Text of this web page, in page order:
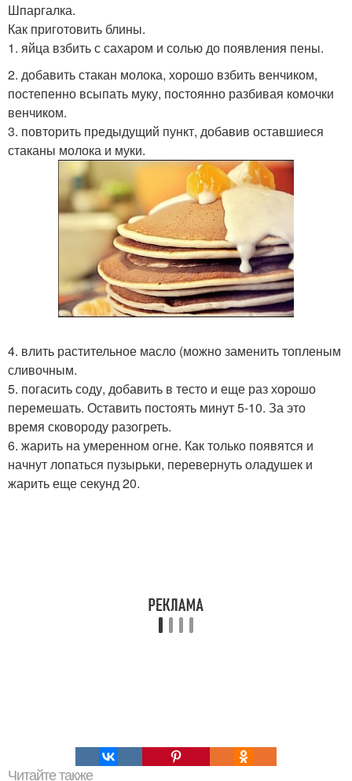
Шпаргалка.
Как приготовить блины.
1. яйца взбить с сахаром и солью до появления пены.
2. добавить стакан молока, хорошо взбить венчиком,
постепенно всыпать муку, постоянно разбивая комочки
венчиком.
3. повторить предыдущий пункт, добавив оставшиеся
стаканы молока и муки.
4. влить растительное масло (можно заменить топленым
сливочным.
5. погасить соду, добавить в тесто и еще раз хорошо
перемешать. Оставить постоять минут 5-10. За это
время сковороду разогреть.
6. жарить на умеренном огне. Как только появятся и
начнут лопаться пузырьки, перевернуть оладушек и
жарить еще секунд 20.
Читайте также